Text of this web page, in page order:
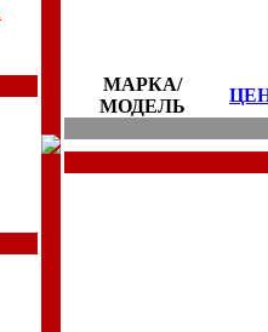
МАРКА/
МОДЕЛЬ